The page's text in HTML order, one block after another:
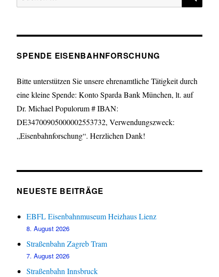
nach:
SPENDE EISENBAHNFORSCHUNG
Bitte unterstützen Sie unsere ehrenamtliche Tätigkeit durch
eine kleine Spende: Konto Sparda Bank München, lt. auf
Dr. Michael Populorum # IBAN:
DE34700905000002553732, Verwendungszweck:
„Eisenbahnforschung“. Herzlichen Dank!
NEUESTE BEITRÄGE
EBFL Eisenbahnmuseum Heizhaus Lienz
8. August 2026
Straßenbahn Zagreb Tram
7. August 2026
Straßenbahn Innsbruck